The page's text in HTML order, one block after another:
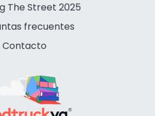
The Street 2025
frecuentes
Contacto